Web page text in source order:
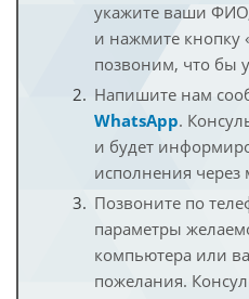
укажите ваши
и нажмите кнопку
позвоним, что бы
Напишите нам
WhatsApp.
и будет
исполнения через
Позвоните по
параметры
компьютера или
пожелания.